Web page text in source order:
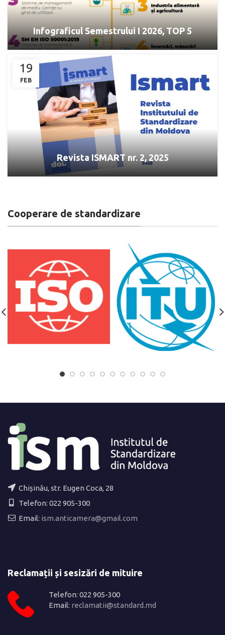
Infograficul Semestrului I 2026, TOP 5
19
FEB
Revista ISMART nr. 2, 2025
Cooperare de standardizare
Chișinău, str. Eugen Coca, 28
Telefon: 022 905-300
Email: ism.anticamera@gmail.com
Reclamații și sesizări de mituire
Telefon: 022 905-300
Email: reclamatii@standard.md